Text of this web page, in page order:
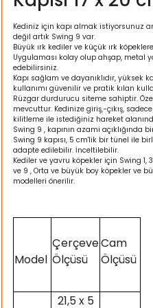
Kediniz için kapı almak istiyorsunuz
değil artık Swing 9 var.
Büyük ırk kediler ve küçük ırk
Uygulaması kolay olup ahşap, metal
edebilirsiniz.
Kapı sağlam ve dayanıklıdır, yüksek
kullanımı güvenilir ve pratik kılan
Rüzgar durdurucu siteme sahiptir.
mevcuttur. Kedinize giriş,-çıkış,
kilitleme ile istediğiniz hareket
Swing 9 , kapının azami açıklığında
Swing 9 kapısı, 5 cm'lik bir tünel ile
adapte edilebilir. İnceltilebilir.
Kediler ve yavru köpekler için Swing 1,
ve 9 , Orta ve büyük boy köpekler ve
modelleri önerilir.
Model
Çerçeve
Ölçüsü
Cam
Ölçüsü
21,5 x 5